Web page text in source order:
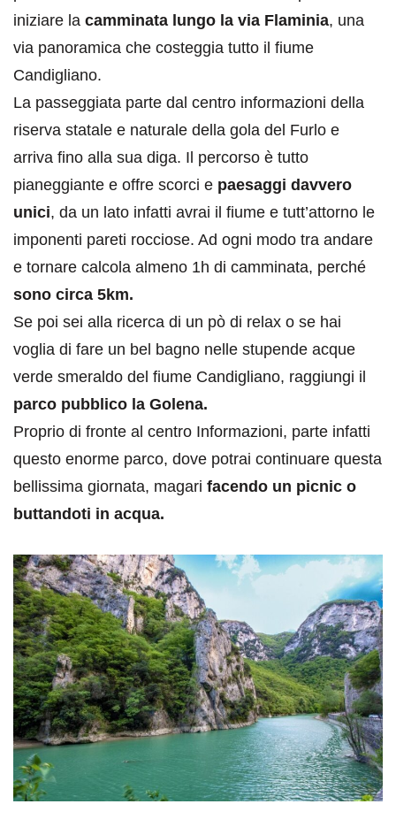
iniziare la camminata lungo la via Flaminia, una
via panoramica che costeggia tutto il fiume
Candigliano.
La passeggiata parte dal centro informazioni della
riserva statale e naturale della gola del Furlo e
arriva fino alla sua diga. Il percorso è tutto
pianeggiante e offre scorci e paesaggi davvero
unici, da un lato infatti avrai il fiume e tutt’attorno le
imponenti pareti rocciose. Ad ogni modo tra andare
e tornare calcola almeno 1h di camminata, perché
sono circa 5km.
Se poi sei alla ricerca di un pò di relax o se hai
voglia di fare un bel bagno nelle stupende acque
verde smeraldo del fiume Candigliano, raggiungi il
parco pubblico la Golena.
Proprio di fronte al centro Informazioni, parte infatti
questo enorme parco, dove potrai continuare questa
bellissima giornata, magari facendo un picnic o
buttandoti in acqua.